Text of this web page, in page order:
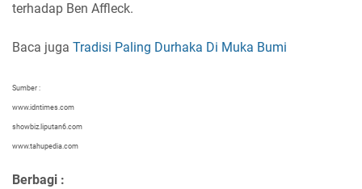
terhadap Ben Affleck.
Baca juga Tradisi Paling Durhaka Di Muka Bumi
Sumber :
www.idntimes.com
showbiz.liputan6.com
www.tahupedia.com
Berbagi :